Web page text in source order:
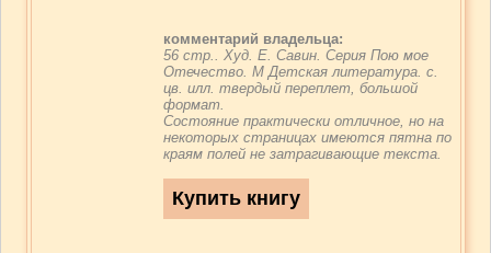
комментарий владельца:
56 стр.. Худ. Е. Савин. Серия Пою мое
Отечество. М Детская литература. с.
цв. илл. твердый переплет, большой
формат.
Состояние практически отличное, но на
некоторых страницах имеются пятна по
краям полей не затрагивающие текста.